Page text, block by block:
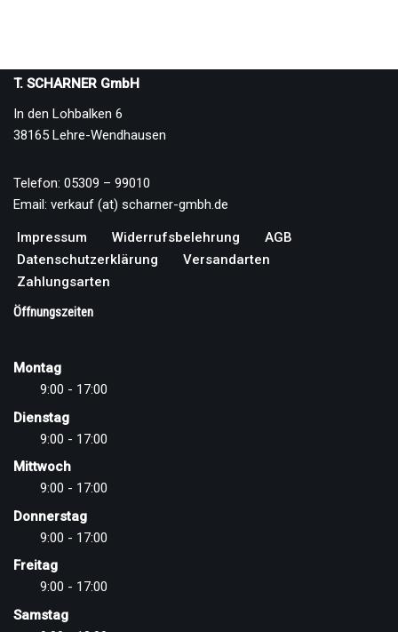
T. SCHARNER GmbH
In den Lohbalken 6
38165 Lehre-Wendhausen
Telefon: 05309 – 99010
Email: verkauf (at) scharner-gmbh.de
Impressum Widerrufsbelehrung
AGB
Datenschutzerklärung
Versandarten
Zahlungsarten
Öffnungszeiten
Montag
9:00 - 17:00
Dienstag
9:00 - 17:00
Mittwoch
9:00 - 17:00
Donnerstag
9:00 - 17:00
Freitag
9:00 - 17:00
Samstag